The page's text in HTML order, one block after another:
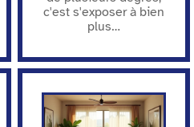
c'est s'exposer à bien
plus…